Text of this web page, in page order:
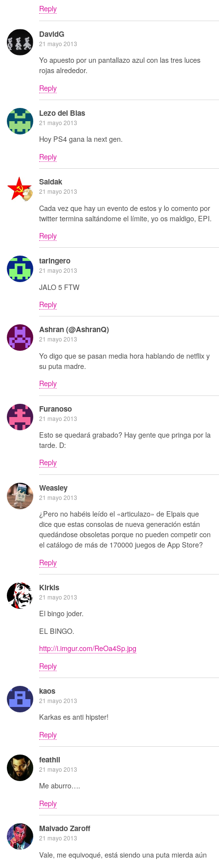
Reply
DavidG
21 mayo 2013
Yo apuesto por un pantallazo azul con las tres luces
rojas alrededor.
Reply
Lezo del Blas
21 mayo 2013
Hoy PS4 gana la next gen.
Reply
Saidak
21 mayo 2013
Cada vez que hay un evento de estos y lo comento por
twitter termina saltándome el límite, yo os maldigo, EPI.
Reply
taringero
21 mayo 2013
JALO 5 FTW
Reply
Ashran (@AshranQ)
21 mayo 2013
Yo digo que se pasan media hora hablando de netflix y
su puta madre.
Reply
Furanoso
21 mayo 2013
Esto se quedará grabado? Hay gente que pringa por la
tarde. D:
Reply
Weasley
21 mayo 2013
¿Pero no habéis leído el «articulazo» de Elpais que
dice que estas consolas de nueva generación están
quedándose obsoletas porque no pueden competir con
el catálogo de más de 170000 juegos de App Store?
Reply
Kirkis
21 mayo 2013
El bingo joder.
EL BINGO.
http://i.imgur.com/ReOa4Sp.jpg
Reply
kaos
21 mayo 2013
Karkas es anti hipster!
Reply
feathil
21 mayo 2013
Me aburro….
Reply
Malvado Zaroff
21 mayo 2013
Vale, me equivoqué, está siendo una puta mierda aún